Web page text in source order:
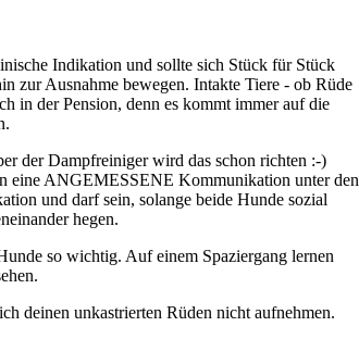
Indikation und sollte sich Stück für Stück
zur Ausnahme bewegen. Intakte Tiere - ob Rüde
in der Pension, denn es kommt immer auf die
der Dampfreiniger wird das schon richten :-)
eine ANGEMESSENE Kommunikation unter den
und darf sein, solange beide Hunde sozial
hegen.
so wichtig. Auf einem Spaziergang lernen
deinen unkastrierten Rüden nicht aufnehmen.